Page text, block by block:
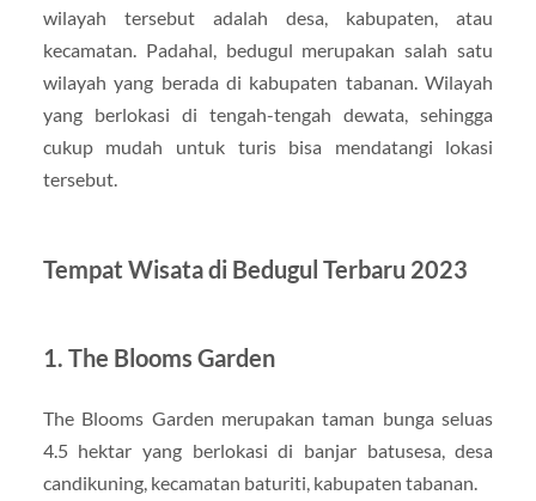
wilayah tersebut adalah desa, kabupaten, atau
kecamatan. Padahal, bedugul merupakan salah satu
wilayah yang berada di kabupaten tabanan. Wilayah
yang berlokasi di tengah-tengah dewata, sehingga
cukup mudah untuk turis bisa mendatangi lokasi
tersebut.
Tempat Wisata di Bedugul Terbaru 2023
1. The Blooms Garden
The Blooms Garden merupakan taman bunga seluas
4.5 hektar yang berlokasi di banjar batusesa, desa
candikuning, kecamatan baturiti, kabupaten tabanan.